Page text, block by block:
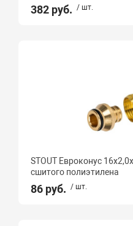
382 руб. / шт.
STOUT Евроконус
сшитого полиэтилена
86 руб. / шт.